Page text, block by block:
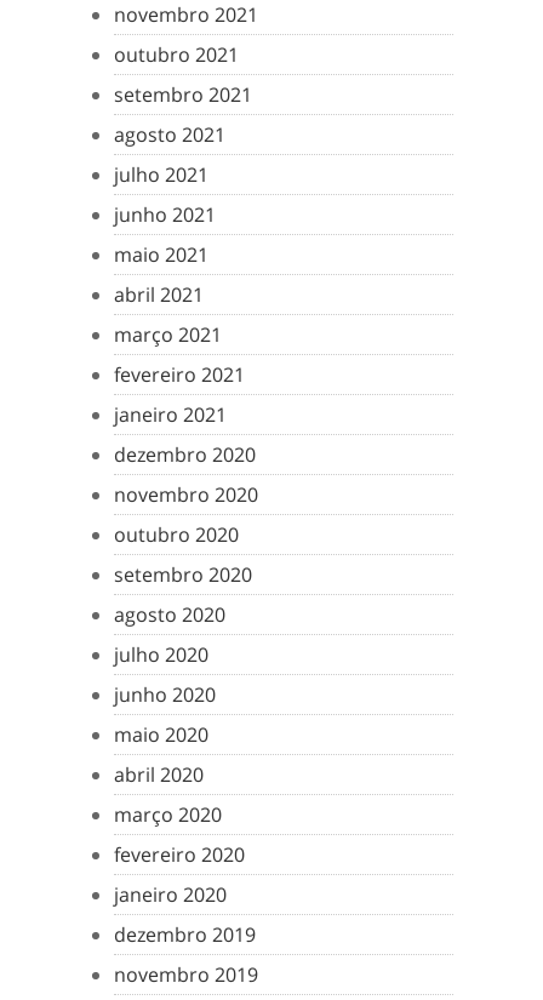
novembro 2021
outubro 2021
setembro 2021
agosto 2021
julho 2021
junho 2021
maio 2021
abril 2021
março 2021
fevereiro 2021
janeiro 2021
dezembro 2020
novembro 2020
outubro 2020
setembro 2020
agosto 2020
julho 2020
junho 2020
maio 2020
abril 2020
março 2020
fevereiro 2020
janeiro 2020
dezembro 2019
novembro 2019